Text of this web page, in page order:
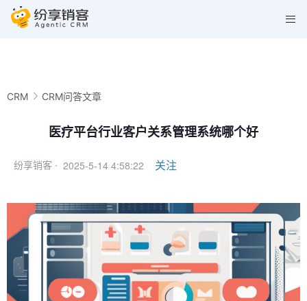
CRM CRM问答文章
医疗平台行业客户关系管理系统哪个好
纷享销客 · 2025-5-14 4:58:22 关注